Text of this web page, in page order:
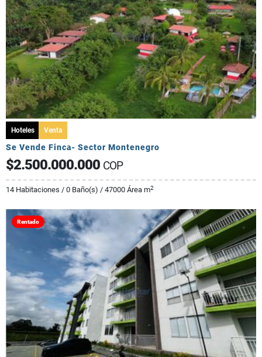
Hoteles Venta
Se Vende Finca- Sector Montenegro
$2.500.000.000 COP
14 Habitaciones / 0 Baño(s) / 47000 Área m2
Rentado